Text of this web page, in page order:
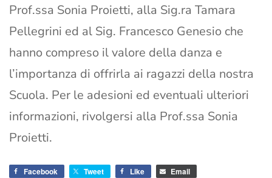
Prof.ssa Sonia Proietti, alla Sig.ra Tamara
Pellegrini ed al Sig. Francesco Genesio che
hanno compreso il valore della danza e
l’importanza di offrirla ai ragazzi della nostra
Scuola. Per le adesioni ed eventuali ulteriori
informazioni, rivolgersi alla Prof.ssa Sonia
Proietti.
Facebook Tweet Like Email